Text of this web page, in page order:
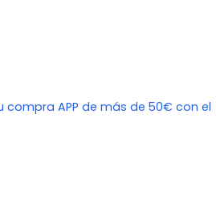
compra APP de más de 50€ con el